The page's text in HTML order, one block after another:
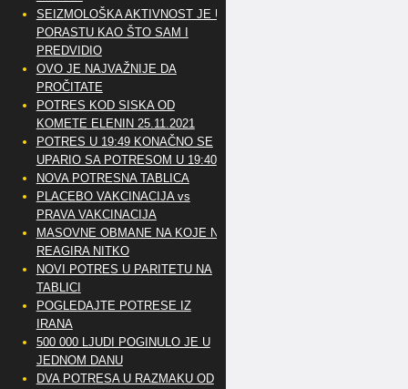
SEIZMOLOŠKA AKTIVNOST JE U
PORASTU KAO ŠTO SAM I
PREDVIDIO
OVO JE NAJVAŽNIJE DA
PROČITATE
POTRES KOD SISKA OD
KOMETE ELENIN 25.11.2021
POTRES U 19:49 KONAČNO SE
UPARIO SA POTRESOM U 19:40
NOVA POTRESNA TABLICA
PLACEBO VAKCINACIJA vs
PRAVA VAKCINACIJA
MASOVNE OBMANE NA KOJE NE
REAGIRA NITKO
NOVI POTRES U PARITETU NA
TABLICI
POGLEDAJTE POTRESE IZ
IRANA
500 000 LJUDI POGINULO JE U
JEDNOM DANU
DVA POTRESA U RAZMAKU OD